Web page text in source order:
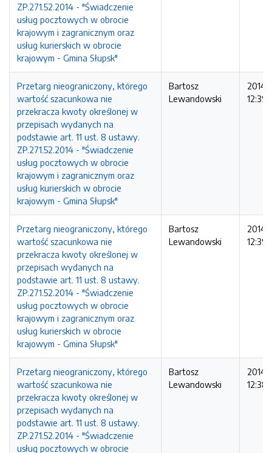
ZP.271.52.2014 - "Świadczenie
usług pocztowych w obrocie
krajowym i zagranicznym oraz
usług kurierskich w obrocie
krajowym - Gmina Słupsk"
Przetarg nieograniczony, którego
wartość szacunkowa nie
przekracza kwoty określonej w
przepisach wydanych na
podstawie art. 11 ust. 8 ustawy.
ZP.271.52.2014 - "Świadczenie
usług pocztowych w obrocie
krajowym i zagranicznym oraz
usług kurierskich w obrocie
krajowym - Gmina Słupsk"
Bartosz
Lewandowski
2014-
Przetarg nieograniczony, którego
wartość szacunkowa nie
przekracza kwoty określonej w
przepisach wydanych na
podstawie art. 11 ust. 8 ustawy.
ZP.271.52.2014 - "Świadczenie
usług pocztowych w obrocie
krajowym i zagranicznym oraz
usług kurierskich w obrocie
krajowym - Gmina Słupsk"
Bartosz
Lewandowski
2014-
Przetarg nieograniczony, którego
wartość szacunkowa nie
przekracza kwoty określonej w
przepisach wydanych na
podstawie art. 11 ust. 8 ustawy.
ZP.271.52.2014 - "Świadczenie
usług pocztowych w obrocie
Bartosz
Lewandowski
2014-